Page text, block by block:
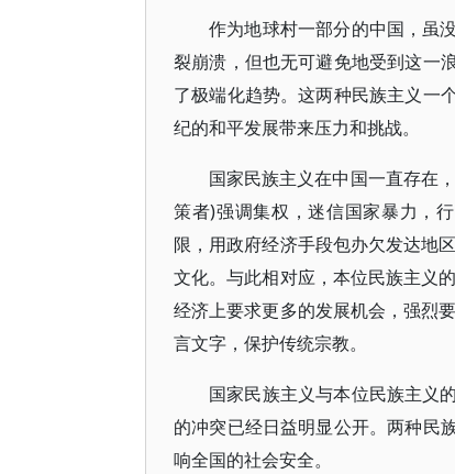
作为地球村一部分的中国，虽
裂崩溃，但也无可避免地受到这一
了极端化趋势。这两种民族主义一
纪的和平发展带来压力和挑战。
国家民族主义在中国一直存在
策者)强调集权，迷信国家暴力，
限，用政府经济手段包办欠发达地
文化。与此相对应，本位民族主义
经济上要求更多的发展机会，强烈
言文字，保护传统宗教。
国家民族主义与本位民族主义
的冲突已经日益明显公开。两种民
响全国的社会安全。